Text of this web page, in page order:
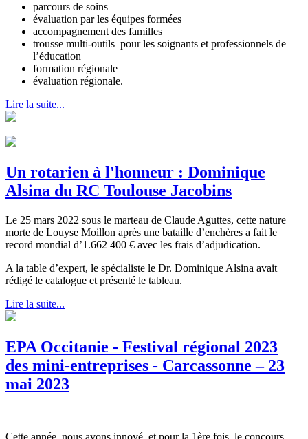
parcours de soins
évaluation par les équipes formées
accompagnement des familles
trousse multi-outils pour les soignants et professionnels de
l’éducation
formation régionale
évaluation régionale.
Lire la suite...
Un rotarien à l'honneur : Dominique
Alsina du RC Toulouse Jacobins
Le 25 mars 2022 sous le marteau de Claude Aguttes, cette nature
morte de Louyse Moillon après une bataille d’enchères a fait le
record mondial d’1.662 400 € avec les frais d’adjudication.
A la table d’expert, le spécialiste le Dr. Dominique Alsina avait
rédigé le catalogue et présenté le tableau.
Lire la suite...
EPA Occitanie - Festival régional 2023
des mini-entreprises - Carcassonne – 23
mai 2023
Cette année, nous avons innové, et pour la 1ère fois, le concours